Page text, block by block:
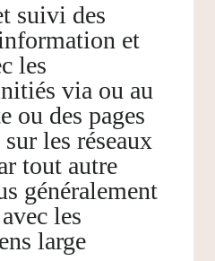
suivi des
et
les
via ou au
ou des pages
les réseaux
tout autre
généralement
les
large